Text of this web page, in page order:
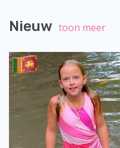
Nieuw toon meer